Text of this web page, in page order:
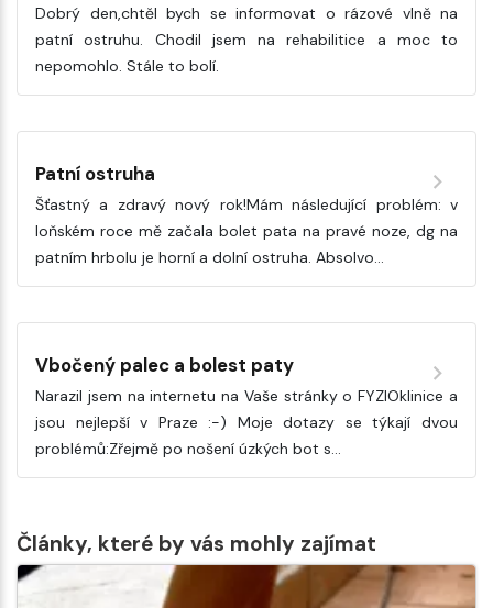
Dobrý den,chtěl bych se informovat o rázové vlně na
patní ostruhu. Chodil jsem na rehabilitice a moc to
nepomohlo. Stále to bolí.
Patní ostruha
Šťastný a zdravý nový rok!Mám následující problém: v
loňském roce mě začala bolet pata na pravé noze, dg na
patním hrbolu je horní a dolní ostruha. Absolvo…
Vbočený palec a bolest paty
Narazil jsem na internetu na Vaše stránky o FYZIOklinice a
jsou nejlepší v Praze :-) Moje dotazy se týkají dvou
problémů:Zřejmě po nošení úzkých bot s…
Články, které by vás mohly zajímat